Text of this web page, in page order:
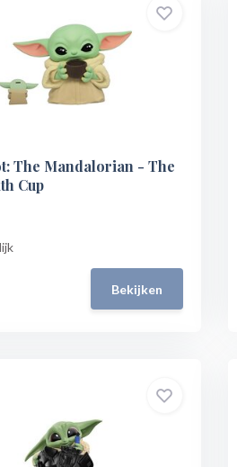
The Mandalorian - The
Cup
Bekijken